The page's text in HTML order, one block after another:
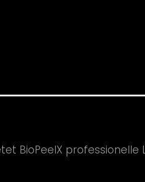
BioPeelX professionelle